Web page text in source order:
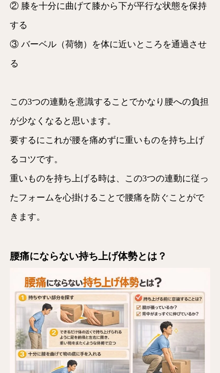
② 膝を十分に曲げて膝から下が平行な状態を保持
する
③ バーベル（荷物）を体に近いところを通過させ
る
この3つの連動を意識することでかなり腰への負担
が少なくなると思います。
要するにこれが腰を痛めずに重いものを持ち上げ
るコツです。
重いものを持ち上げる時は、この3つの連動に従っ
たフォームを心掛けることで腰痛を防ぐことがで
きます。
腰痛にならない持ち上げ体勢とは？